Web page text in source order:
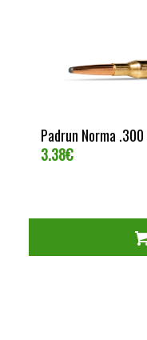
Padrun Norma
3.38€